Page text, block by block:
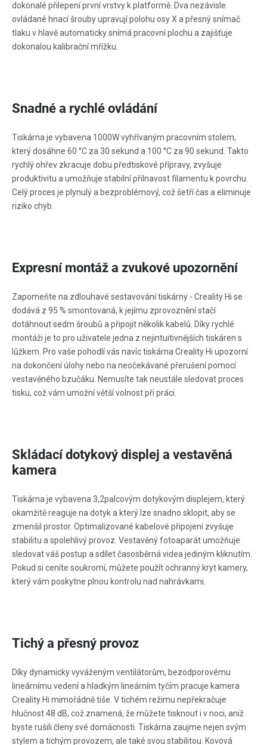
dokonalé přilepení první vrstvy k platformě. Dva nezávisle
ovládané hnací šrouby upravují polohu osy X a přesný snímač
tlaku v hlavě automaticky snímá pracovní plochu a zajišťuje
dokonalou kalibrační mřížku.
Snadné a rychlé ovládání
Tiskárna je vybavena 1000W vyhřívaným pracovním stolem,
který dosáhne 60 °C za 30 sekund a 100 °C za 90 sekund. Takto
rychlý ohřev zkracuje dobu předtiskové přípravy, zvyšuje
produktivitu a umožňuje stabilní přilnavost filamentu k povrchu.
Celý proces je plynulý a bezproblémový, což šetří čas a eliminuje
riziko chyb.
Expresní montáž a zvukové upozornění
Zapomeňte na zdlouhavé sestavování tiskárny - Creality Hi se
dodává z 95 % smontovaná, k jejímu zprovoznění stačí
dotáhnout sedm šroubů a připojit několik kabelů. Díky rychlé
montáži je to pro uživatele jedna z nejintuitivnějších tiskáren s
lůžkem. Pro vaše pohodlí vás navíc tiskárna Creality Hi upozorní
na dokončení úlohy nebo na neočekávané přerušení pomocí
vestavěného bzučáku. Nemusíte tak neustále sledovat proces
tisku, což vám umožní větší volnost při práci.
Skládací dotykový displej a vestavěná
kamera
Tiskárna je vybavena 3,2palcovým dotykovým displejem, který
okamžitě reaguje na dotyk a který lze snadno sklopit, aby se
zmenšil prostor. Optimalizované kabelové připojení zvyšuje
stabilitu a spolehlivý provoz. Vestavěný fotoaparát umožňuje
sledovat váš postup a sdílet časosběrná videa jediným kliknutím.
Pokud si ceníte soukromí, můžete použít ochranný kryt kamery,
který vám poskytne plnou kontrolu nad nahrávkami.
Tichý a přesný provoz
Díky dynamicky vyváženým ventilátorům, bezodporovému
lineárnímu vedení a hladkým lineárním tyčím pracuje kamera
Creality Hi mimořádně tiše. V tichém režimu nepřekračuje
hlučnost 48 dB, což znamená, že můžete tisknout i v noci, aniž
byste rušili členy své domácnosti. Tiskárna zaujme nejen svým
stylem a tichým provozem, ale také svou stabilitou. Kovová